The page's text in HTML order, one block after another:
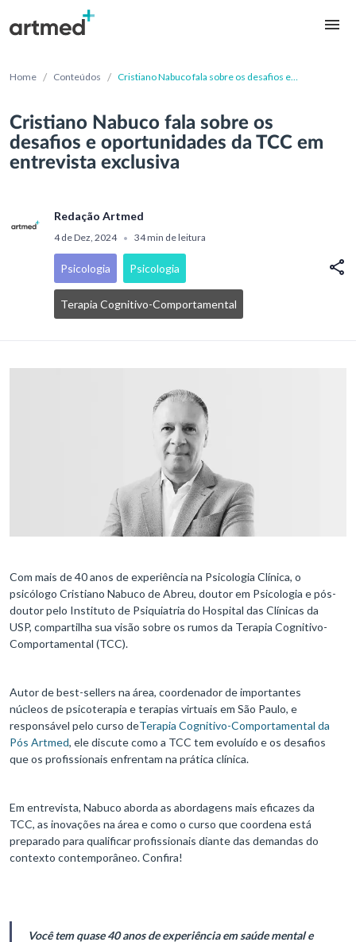
Home / Conteúdos / Cristiano Nabuco fala sobre os desafios e
Cristiano Nabuco fala sobre os
desafios e oportunidades da TCC em
entrevista exclusiva
Redação Artmed
4 de Dez, 2024 • 34 min de leitura
Psicologia Psicologia
Terapia Cognitivo-Comportamental
Com mais de 40 anos de experiência na Psicologia Clínica, o
psicólogo Cristiano Nabuco de Abreu, doutor em Psicologia e pós-
doutor pelo Instituto de Psiquiatria do Hospital das Clínicas da
USP, compartilha sua visão sobre os rumos da Terapia Cognitivo-
Comportamental (TCC).
Autor de best-sellers na área, coordenador de importantes
núcleos de psicoterapia e terapias virtuais em São Paulo, e
responsável pelo curso deTerapia Cognitivo-Comportamental da
Pós Artmed, ele discute como a TCC tem evoluído e os desafios
que os profissionais enfrentam na prática clínica.
Em entrevista, Nabuco aborda as abordagens mais eficazes da
TCC, as inovações na área e como o curso que coordena está
preparado para qualificar profissionais diante das demandas do
contexto contemporâneo. Confira!
Você tem quase 40 anos de experiência em saúde mental e